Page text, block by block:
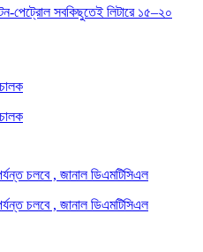
পেট্রোল সবকিছুতেই লিটারে ১৫–২০
চলবে , জানাল ডিএমটিসিএল
চলবে , জানাল ডিএমটিসিএল